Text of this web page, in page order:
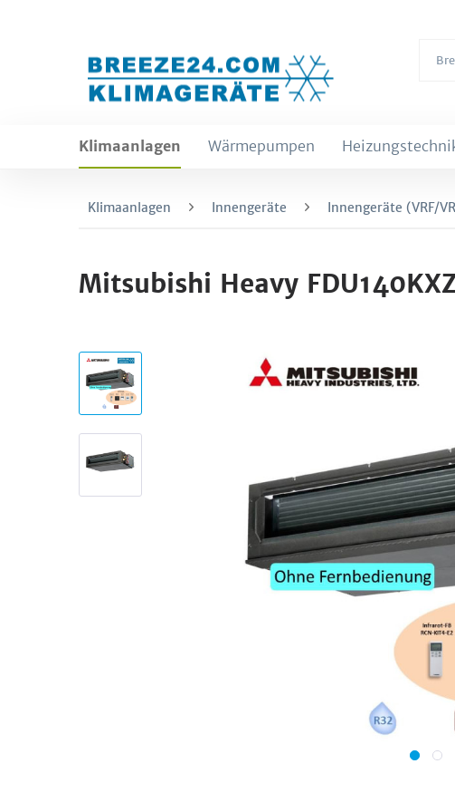
Klimaanlagen Wärmepumpen
Klimaanlagen Innengeräte Innengeräte (VRF/
Mitsubishi Heavy